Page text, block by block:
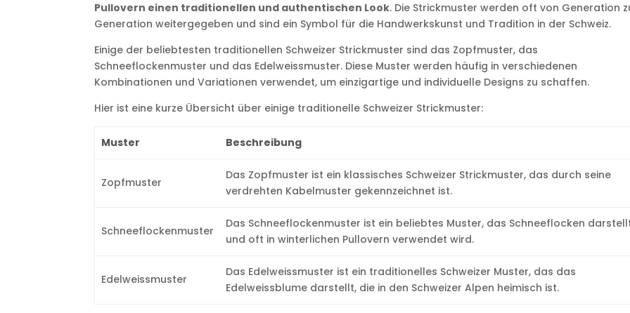
Pullovern einen traditionellen und authentischen Look. Die Strickmuster werden oft von Generation
Generation weitergegeben und sind ein Symbol für die Handwerkskunst und Tradition in der Schweiz.
Einige der beliebtesten traditionellen Schweizer Strickmuster sind das Zopfmuster, das
Schneeflockenmuster und das Edelweissmuster. Diese Muster werden häufig in verschiedenen
Kombinationen und Variationen verwendet, um einzigartige und individuelle Designs zu schaffen.
Hier ist eine kurze Übersicht über einige traditionelle Schweizer Strickmuster:
Muster Beschreibung
Zopfmuster
Das Zopfmuster ist ein klassisches Schweizer Strickmuster, das durch seine
verdrehten Kabelmuster gekennzeichnet ist.
Schneeflockenmuster
Das Schneeflockenmuster ist ein beliebtes Muster, das Schneeflocken
und oft in winterlichen Pullovern verwendet wird.
Edelweissmuster
Das Edelweissmuster ist ein traditionelles Schweizer Muster, das das
Edelweissblume darstellt, die in den Schweizer Alpen heimisch ist.